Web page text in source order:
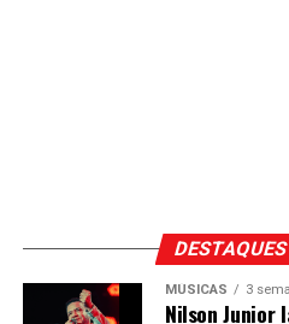
MÚSICAS 3
Nilson Junior